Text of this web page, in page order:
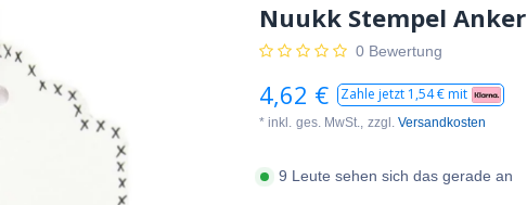
Nuukk Stempel Anker
0 Bewertung
4,62 € Zahle jetzt 1,54€ mit
* inkl. ges. MwSt., zzgl. Versandkosten
9 Leute sehen sich das gerade an